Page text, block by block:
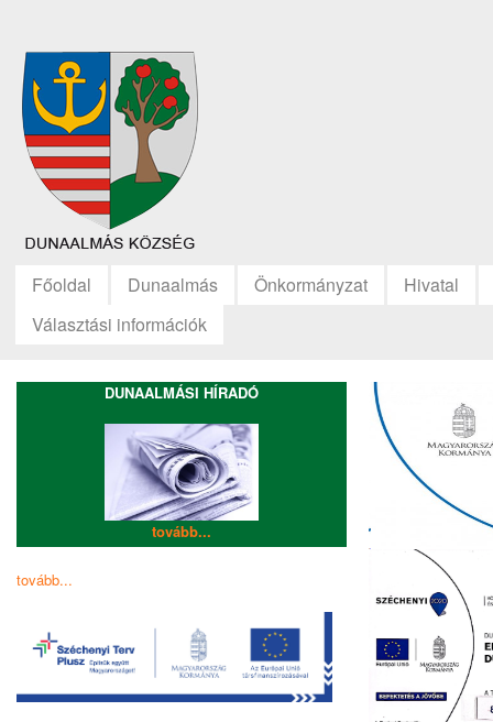
Főoldal Dunaalmás Önkormányzat
Hivatal
Választási információk
DUNAALMÁSI HÍRADÓ
tovább...
tovább...